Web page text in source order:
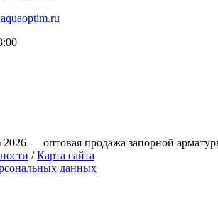
2026 — оптовая продажа запорной
/Карта сайта
данных